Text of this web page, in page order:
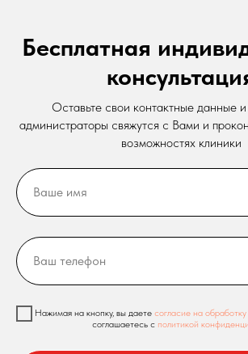
Бесплатная
Оставьте свои контактные данные
администраторы свяжутся с Вами и
возможностях клиники
Нажимая на кнопку, вы даете согласие на
соглашаетесь c политикой